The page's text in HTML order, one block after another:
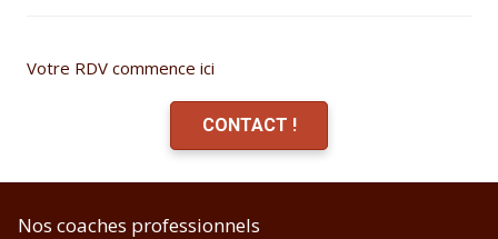
Votre RDV commence ici
CONTACT !
Nos coaches professionnels